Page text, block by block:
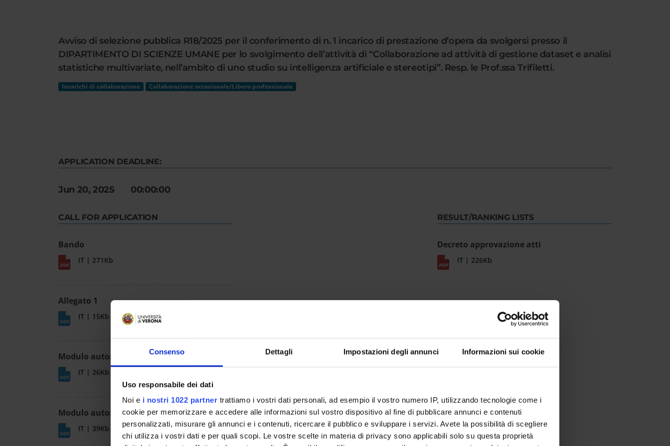
Consenso Dettagli Impostazioni degli annunci Informazioni sui cookie
Uso responsabile dei dati
Noi e i nostri 1022 partner trattiamo i vostri dati personali, ad esempio il vostro numero IP, utilizzando tecnologie come i
cookie per memorizzare e accedere alle informazioni sul vostro dispositivo al fine di pubblicare annunci e contenuti
personalizzati, misurare gli annunci e i contenuti, ricercare il pubblico e sviluppare i servizi. Avete la possibilità di scegliere
chi utilizza i vostri dati e per quali scopi. Le vostre scelte in materia di privacy sono applicabili solo su questa proprietà
Avviso di selezione pubblica R18/2025 per il conferimento di n. 1 incarico di prestazione d’opera da svolgersi presso il
DIPARTIMENTO DI SCIENZE UMANE per lo svolgimento dell’attività di “Collaborazione ad attività di gestione dataset e analisi
statistiche multivariate, nell’ambito di uno studio su intelligenza artificiale e stereotipi”. Resp. le Prof.ssa Trifiletti.
Incarichi di collaborazione Collaborazione occasionale/Libero professionale
APPLICATION DEADLINE:
Jun 20, 2025 00:00:00
CALL FOR APPLICATION
Bando
IT | 271Kb
Allegato 1
IT | 15Kb
Modulo autorizzazione assegnisti
IT | 26Kb
Modulo autorizzazione dottorandi
IT | 39Kb
RESULT/RANKING LISTS
Decreto approvazione atti
IT | 226Kb